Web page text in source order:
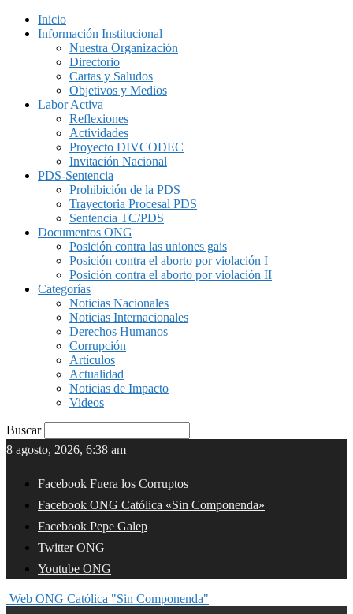
Inicio
Información Institucional
Nuestra Organización
Directorio
Cartas y Saludos
Objetivos y Medios
Labor Activa
Reflexiones
Actividades
Proyecto DIVCODEC
Invitación Nacional
PDS-Sentencia
Prohibición de la PDS
Trayectoria Procesal PDS
Sentencia TC/PDS
Documentos ONG
Posición contra las uniones gais
Posición contra el aborto por violación I
Posición contra el aborto por violación II
Categorías
Noticias Nacionales
Noticias Internacionales
Derechos Humanos
Corrupción
Artículos
Actualidad
Noticias de Impacto
Videos
Buscar
8 agosto, 2026, 6:38 am
Facebook Fuera los Corruptos
Facebook ONG Católica «Sin Componenda»
Facebook Pepe Galep
Twitter ONG
Youtube ONG
Web ONG Católica "Sin Componenda"